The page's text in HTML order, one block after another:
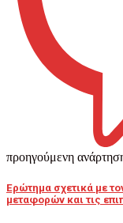
προηγούμενη
Ερώτημα σχετικά με
μεταφορών και τις